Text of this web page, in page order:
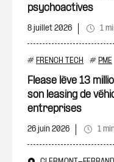
psychoactives
8 juillet 2026 1
# FRENCH TECH # PME
Flease lève 13
son leasing de
entreprises
26 juin 2026 1